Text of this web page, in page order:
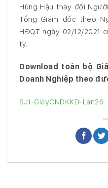
Hùng Hậu thay đổi
Tổng Giám đốc theo
HĐQT ngày 02/12/2021
ty.
Download toàn bộ
Doanh Nghiệp theo
SJ1-GiayCNDKKD-Lan26